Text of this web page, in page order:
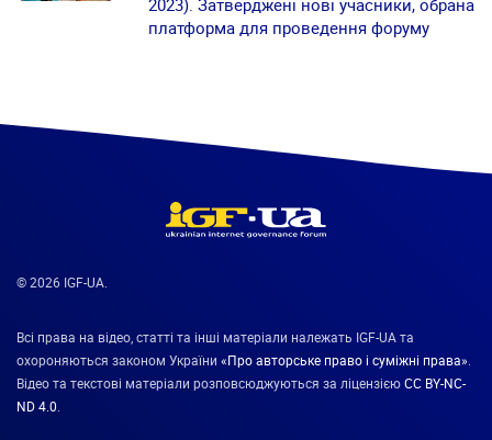
2023). Затверджені нові учасники, обрана
платформа для проведення форуму
© 2026 IGF-UA.
Всі права на відео, статті та інші матеріали належать IGF-UA та
охороняються законом України «Про авторське право і суміжні права».
Відео та текстові матеріали розповсюджуються за ліцензієюCC BY-NC-
ND 4.0.